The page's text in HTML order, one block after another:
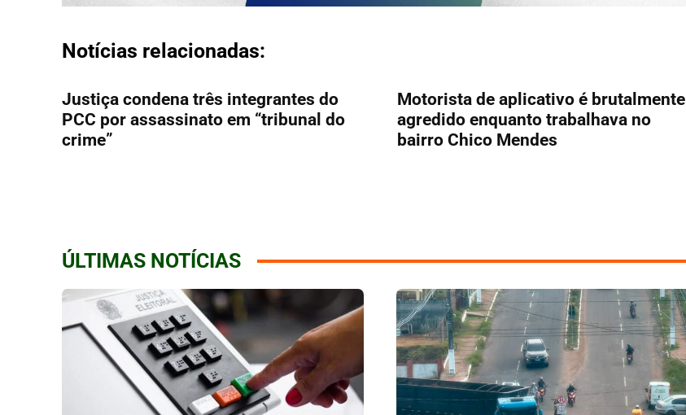
Notícias relacionadas:
Justiça condena três integrantes do
PCC por assassinato em “tribunal do
crime”
Motorista de aplicativo é brutalmente
agredido enquanto trabalhava no
bairro Chico Mendes
ÚLTIMAS NOTÍCIAS